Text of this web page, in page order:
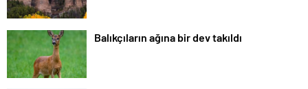
Balıkçıların ağına bir dev takıldı